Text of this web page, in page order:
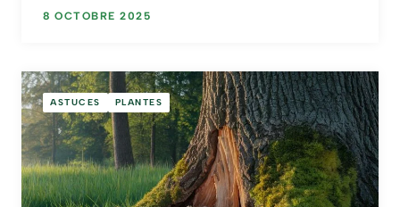
8 OCTOBRE 2025
ASTUCES PLANTES